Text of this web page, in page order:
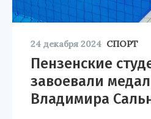
24 декабря 2024 СПОРТ
Пензенские
завоевали
Владимира